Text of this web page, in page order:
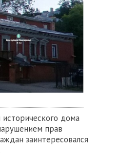
дома
прав
заинтересовался